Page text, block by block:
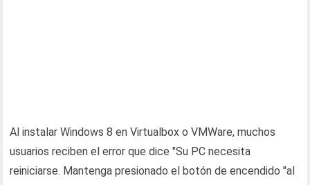
Al instalar Windows 8 en Virtualbox o VMWare, muchos
usuarios reciben el error que dice "Su PC necesita
reiniciarse. Mantenga presionado el botón de encendido "al